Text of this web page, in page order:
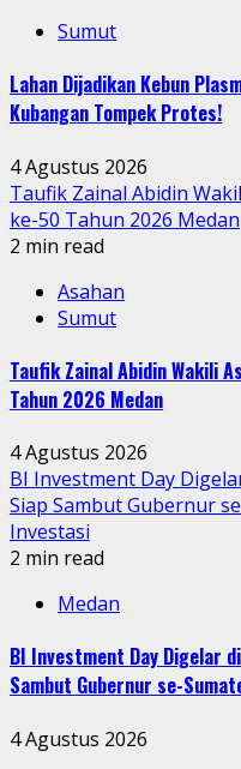
Sumut
Lahan Dijadikan Kebun
Kubangan Tompek Protes!
4 Agustus 2026
Taufik Zainal Abidin
ke-50 Tahun 2026 Medan
2 min read
Asahan
Sumut
Taufik Zainal Abidin Wakili
Tahun 2026 Medan
4 Agustus 2026
BI Investment Day
Siap Sambut Gubernur
Investasi
2 min read
Medan
BI Investment Day Digelar
Sambut Gubernur se-
4 Agustus 2026